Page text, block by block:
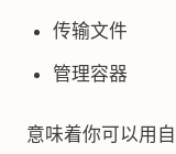
传输文件
管理容器
意味着你可以用